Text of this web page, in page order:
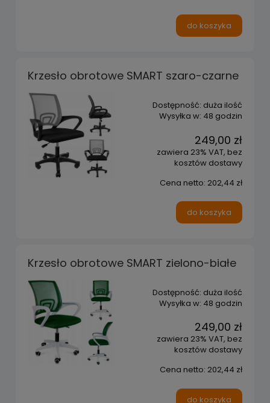
do koszyka
Krzesło obrotowe SMART szaro-czarne
Dostępność: duża ilość
Wysyłka w: 48 godzin
249,00 zł
zawiera 23% VAT, bez
kosztów dostawy
Cena netto: 202,44 zł
do koszyka
Krzesło obrotowe SMART zielono-białe
Dostępność: duża ilość
Wysyłka w: 48 godzin
249,00 zł
zawiera 23% VAT, bez
kosztów dostawy
Cena netto: 202,44 zł
do koszyka